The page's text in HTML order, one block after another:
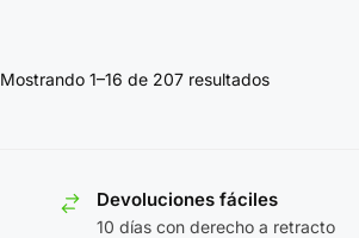
Mostrando 1–16 de 207 resultados
Devoluciones fáciles
10 días con derecho a retracto